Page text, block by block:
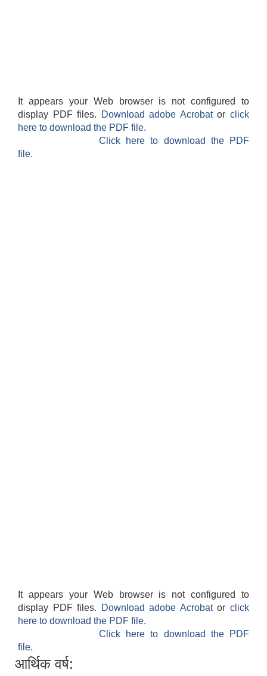
It appears your Web browser is not configured to
display PDF files.
Download adobe Acrobatorclick
here to download the PDF file.
Click here to download the PDF
file.
It appears your Web browser is not configured to
display PDF files.
Download adobe Acrobatorclick
here to download the PDF file.
Click here to download the PDF
file.
आर्थिक वर्ष: